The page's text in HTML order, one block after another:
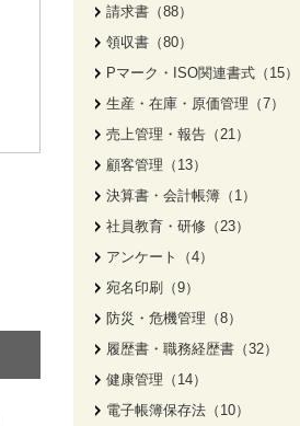
請求書（88）
領収書（80）
Pマーク・ISO関連書式（15）
生産・在庫・原価管理（7）
売上管理・報告（21）
顧客管理（13）
決算書・会計帳簿（1）
社員教育・研修（23）
アンケート（4）
宛名印刷（9）
防災・危機管理（8）
履歴書・職務経歴書（32）
健康管理（14）
電子帳簿保存法（10）